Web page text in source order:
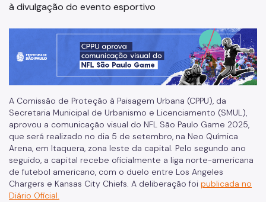
Mapas e Dados Urbanos
Uso do Solo
Cidade Limpa
Projetos Urbanos
Gestão Urbana
SP Urbanismo
Aprovação de Projetos
Portal de Licenciamento
Aprova Rápido
à divulgação do evento esportivo
A Comissão de Proteção à Paisagem Urbana (CPPU), da
Secretaria Municipal de Urbanismo e Licenciamento (SMUL),
aprovou a comunicação visual do NFL São Paulo Game 2025,
que será realizado no dia 5 de setembro, na Neo Química
Arena, em Itaquera, zona leste da capital. Pelo segundo ano
seguido, a capital recebe oficialmente a liga norte-americana
de futebol americano, com o duelo entre Los Angeles
Chargers e Kansas City Chiefs. A deliberação foi publicada no
Diário Oficial.